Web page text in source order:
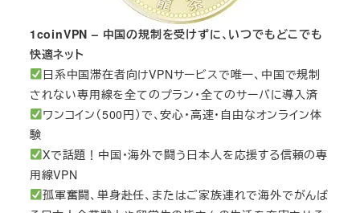
1coinVPN – 中国の規制を受けずに、いつでもどこでも
快適ネット
日系中国滞在者向けVPNサービスで唯一、中国で規制
されない専用線を全てのプラン・全てのサーバに導入済
ワンコイン（500円）で、安心・高速・自由なオンライン体
験
Xで話題！中国・海外で闘う日本人を応援する信頼の専
用線VPN
孤軍奮闘、単身赴任、またはご家族連れで海外でがんば